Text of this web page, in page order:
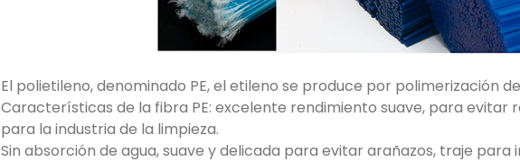
El polietileno, denominado PE, el etileno se produce por polimerización
Características de la fibra PE: excelente rendimiento suave, para evitar
para la industria de la limpieza.
Sin absorción de agua, suave y delicada para evitar arañazos, traje para